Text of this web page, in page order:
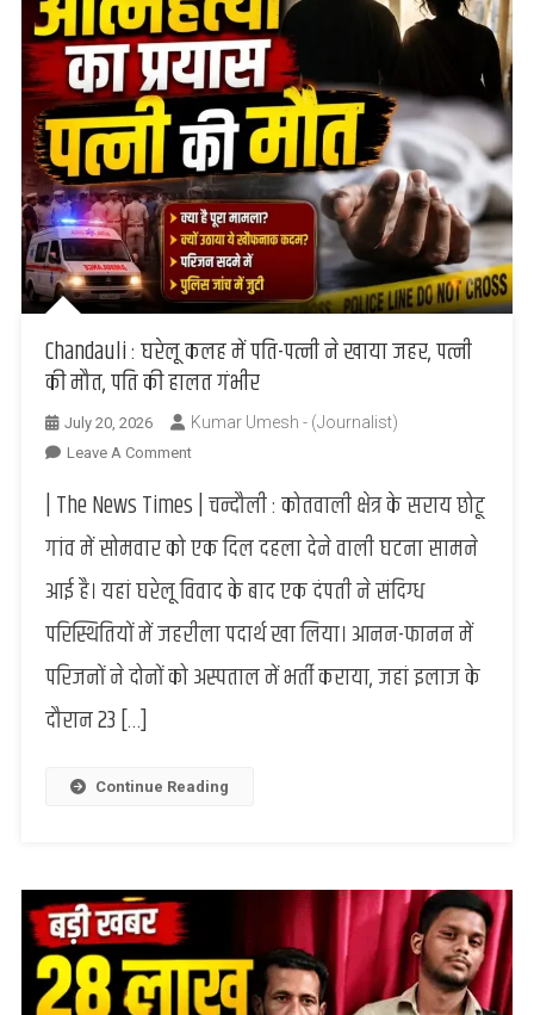
Chandauli : घरेलू कलह में पति-पत्नी ने खाया जहर, पत्नी
की मौत, पति की हालत गंभीर
July 20, 2026 Kumar Umesh - (Journalist)
Leave A CommentOn
:
कलह
में
पति-
पत्नी
ने
की
हालत
| The News Times | चन्दौली : कोतवाली क्षेत्र के सराय छोटू
गांव में सोमवार को एक दिल दहला देने वाली घटना सामने
आई है। यहां घरेलू विवाद के बाद एक दंपती ने संदिग्ध
परिस्थितियों में जहरीला पदार्थ खा लिया। आनन-फानन में
परिजनों ने दोनों को अस्पताल में भर्ती कराया, जहां इलाज के
दौरान 23 […]
Continue Reading